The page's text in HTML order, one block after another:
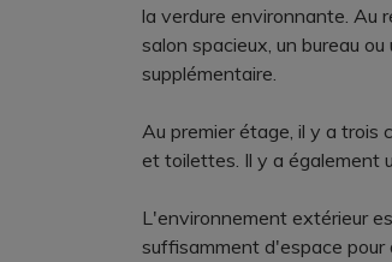
la verdure environnante. Au
salon spacieux, un bureau
supplémentaire.
Au premier étage, il y a trois
et toilettes. Il y a également
L'environnement extérieur
suffisamment d'espace pour